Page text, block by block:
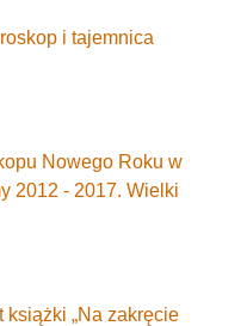
i tajemnica
Nowego Roku w
2012 - 2017. Wielki
książki „Na zakręcie